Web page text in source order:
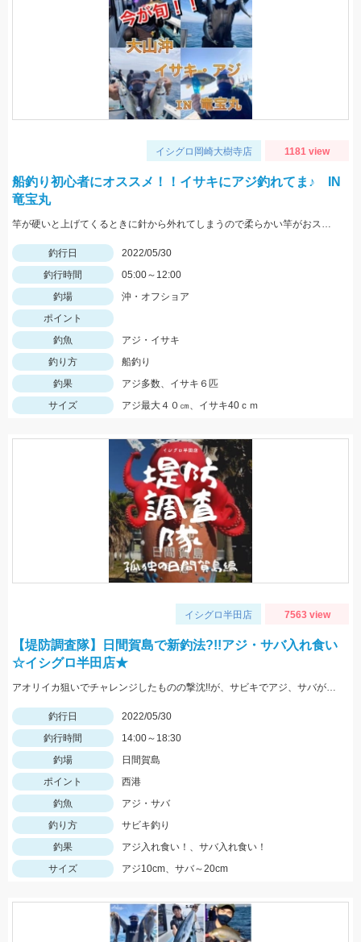
イシグロ岡崎大樹寺店 1181 view
船釣り初心者にオススメ！！イサキにアジ釣れてま♪ IN
竜宝丸
竿が硬いと上げてくるときに針から外れてしまうので柔らかい竿がおススメです！
釣行日
2022/05/30
釣行時間
05:00～12:00
釣場
沖・オフショア
ポイント
釣魚
アジ・イサキ
釣り方
船釣り
釣果
アジ多数、イサキ６匹
サイズ
アジ最大４０㎝、イサキ40ｃｍ
イシグロ半田店 7563 view
【堤防調査隊】日間賀島で新釣法?!!アジ・サバ入れ食い
☆イシグロ半田店★
アオリイカ狙いでチャレンジしたものの撃沈!!が、サビキでアジ、サバが入れ食い!!豆アジマッチとサビキ三昧をお忘れなく!
釣行日
2022/05/30
釣行時間
14:00～18:30
釣場
日間賀島
ポイント
西港
釣魚
アジ・サバ
釣り方
サビキ釣り
釣果
アジ入れ食い！、サバ入れ食い！
サイズ
アジ10cm、サバ～20cm